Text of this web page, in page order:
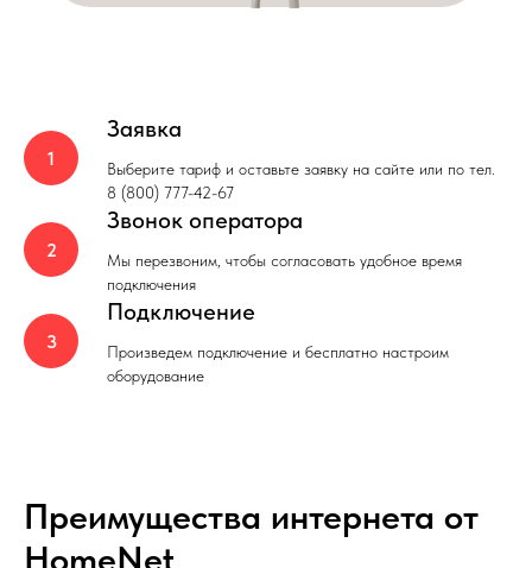
Заявка
Выберите тариф и оставьте заявку на сайте или по тел.
8 (800) 777-42-67
Звонок оператора
Мы перезвоним, чтобы согласовать удобное время
подключения
Подключение
Произведем подключение и бесплатно настроим
оборудование
Преимущества интернета от
HomeNet